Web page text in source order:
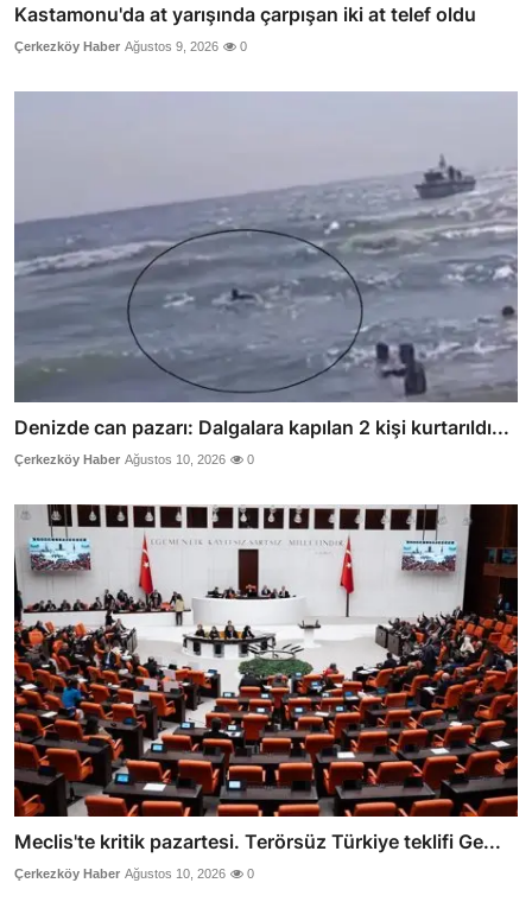
Kastamonu'da at yarışında çarpışan iki at telef oldu
Çerkezköy Haber Ağustos 9, 2026 0
Denizde can pazarı: Dalgalara kapılan 2 kişi kurtarıldı...
Çerkezköy Haber Ağustos 10, 2026 0
Meclis'te kritik pazartesi. Terörsüz Türkiye teklifi Ge...
Çerkezköy Haber Ağustos 10, 2026 0